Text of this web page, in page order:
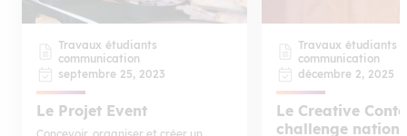
Travaux étudiants
communication
septembre 25, 2023
Le Projet Event
Travaux étudiants
communication
décembre 2, 2025
Le Creative
challenge